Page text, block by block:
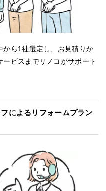
から1社選定し、お見積りか
ビスまでリノコがサポート
によるリフォームプラン